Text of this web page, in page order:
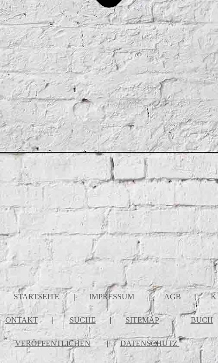
STARTSEITE | IMPRESSUM | AGB | K
ONTAKT | SUCHE | SITEMAP | BUCH
VERÖFFENTLICHEN | DATENSCHUTZ